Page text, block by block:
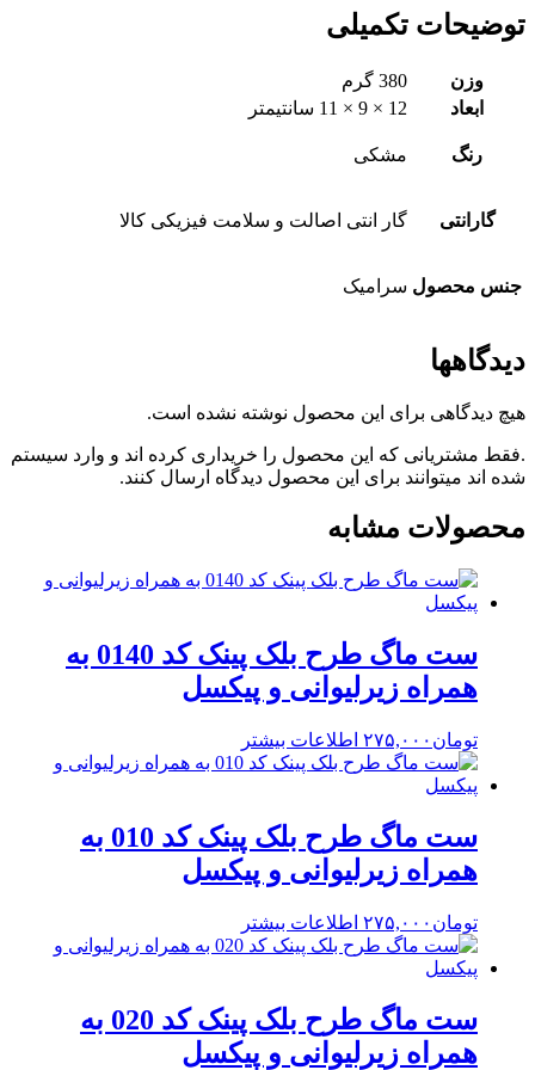
توضیحات تکمیلی
وزن
380 گرم
ابعاد
12 × 9 × 11 سانتیمتر
رنگ مشکی
گارانتی گار انتی اصالت و سلامت فیزیکی کالا
جنس محصول سرامیک
دیدگاهها
هیچ دیدگاهی برای این محصول نوشته نشده است.
.فقط مشتریانی که این محصول را خریداری کرده اند و وارد سیستم
شده اند میتوانند برای این محصول دیدگاه ارسال کنند.
محصولات مشابه
ست ماگ طرح بلک پینک کد 0140 به
همراه زیرلیوانی و پیکسل
تومان ۲۷۵,۰۰۰ اطلاعات بیشتر
ست ماگ طرح بلک پینک کد 010 به
همراه زیرلیوانی و پیکسل
تومان ۲۷۵,۰۰۰ اطلاعات بیشتر
ست ماگ طرح بلک پینک کد 020 به
همراه زیرلیوانی و پیکسل